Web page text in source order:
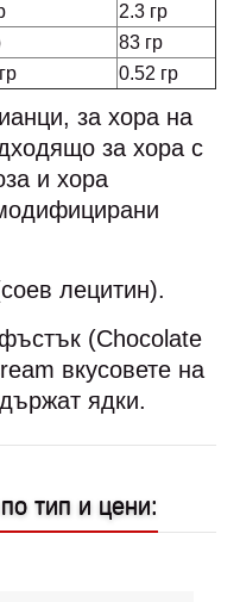
2.3 гр
83 гр
0.52 гр
за хора на
за хора с
и хора
лецитин).
(Chocolate
вкусовете на
ядки.
тип и цени: